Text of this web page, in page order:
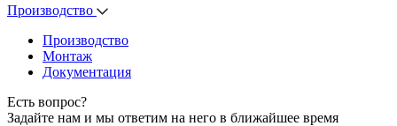
Производство
Производство
Монтаж
Документация
Есть вопрос?
Задайте нам и мы ответим на него в ближайшее время